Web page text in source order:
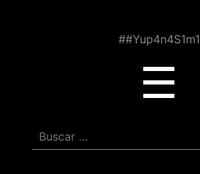
##Yup4n4S1m1
☰
Buscar: